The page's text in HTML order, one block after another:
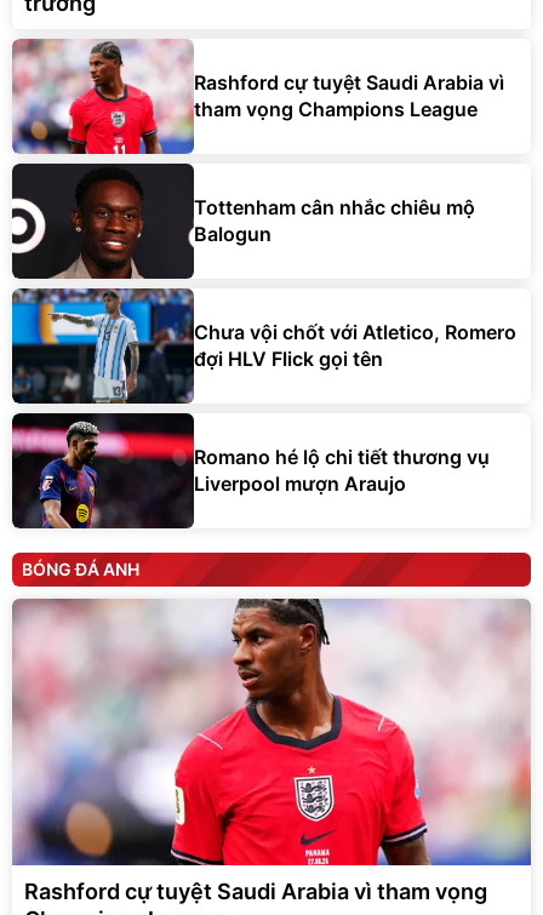
Rashford cự tuyệt Saudi Arabia vì
tham vọng Champions League
Tottenham cân nhắc chiêu mộ
Balogun
Chưa vội chốt với Atletico, Romero
đợi HLV Flick gọi tên
Romano hé lộ chi tiết thương vụ
Liverpool mượn Araujo
BÓNG ĐÁ ANH
Rashford cự tuyệt Saudi Arabia vì tham vọng